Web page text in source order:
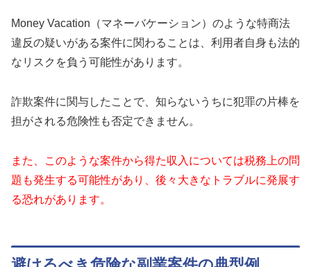
Money Vacation（マネーバケーション）のような特商法
違反の疑いがある案件に関わることは、利用者自身も法的
なリスクを負う可能性があります。
詐欺案件に関与したことで、知らないうちに犯罪の片棒を
担がされる危険性も否定できません。
また、このような案件から得た収入については税務上の問
題も発生する可能性があり、後々大きなトラブルに発展す
る恐れがあります。